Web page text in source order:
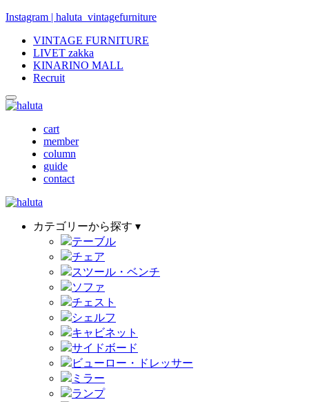
Instagram | haluta_vintagefurniture
VINTAGE FURNITURE
LIVET zakka
KINARINO MALL
Recruit
cart
member
column
guide
contact
カテゴリーから探す ▾
テーブル
チェア
スツール・ベンチ
ソファ
チェスト
シェルフ
キャビネット
サイドボード
ビューロー・ドレッサー
ミラー
ランプ